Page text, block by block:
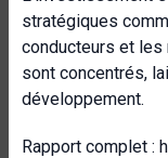
stratégiques
conducteurs et
sont concentrés,
développement.
Rapport complet :